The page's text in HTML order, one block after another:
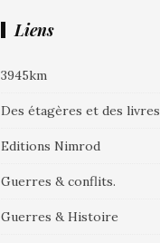
Liens
3945km
Des étagères et des livres
Editions Nimrod
Guerres & conflits.
Guerres & Histoire